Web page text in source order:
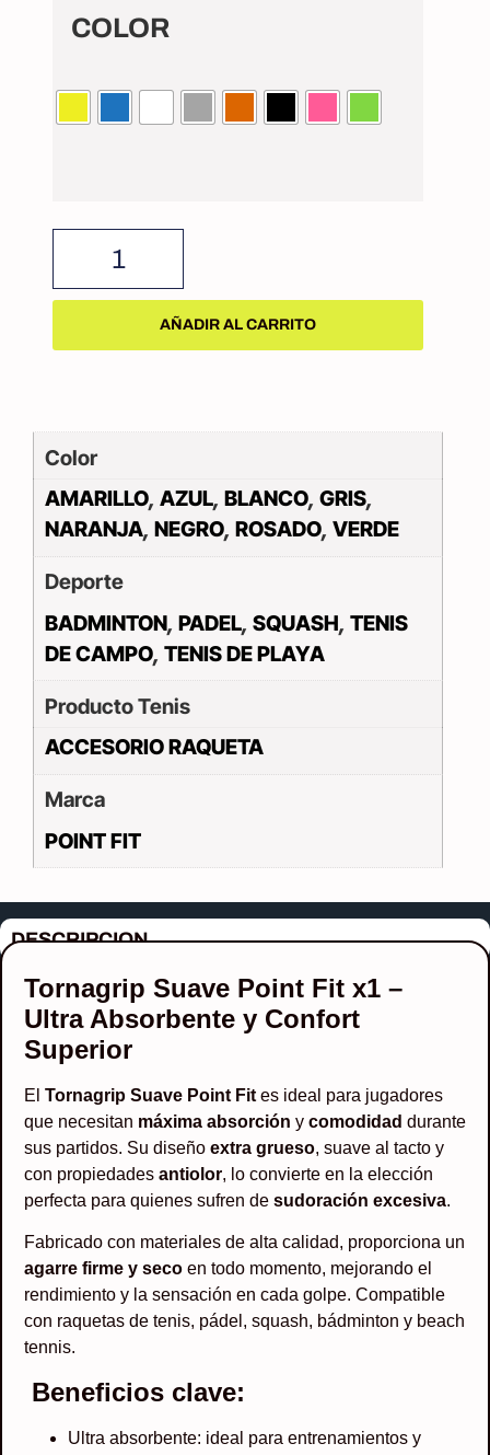
COLOR
AÑADIR AL CARRITO
Color
AMARILLO, AZUL, BLANCO, GRIS,
NARANJA, NEGRO, ROSADO, VERDE
Deporte
BADMINTON, PADEL, SQUASH, TENIS
DE CAMPO, TENIS DE PLAYA
Producto Tenis
ACCESORIO RAQUETA
Marca
POINT FIT
DESCRIPCION
Tornagrip Suave Point Fit x1 –
Ultra Absorbente y Confort
Superior
El Tornagrip Suave Point Fit es ideal para jugadores
que necesitan máxima absorción y comodidad durante
sus partidos. Su diseño extra grueso, suave al tacto y
con propiedades antiolor, lo convierte en la elección
perfecta para quienes sufren de sudoración excesiva.
Fabricado con materiales de alta calidad, proporciona un
agarre firme y seco en todo momento, mejorando el
rendimiento y la sensación en cada golpe. Compatible
con raquetas de tenis, pádel, squash, bádminton y beach
tennis.
Beneficios clave:
Ultra absorbente: ideal para entrenamientos y